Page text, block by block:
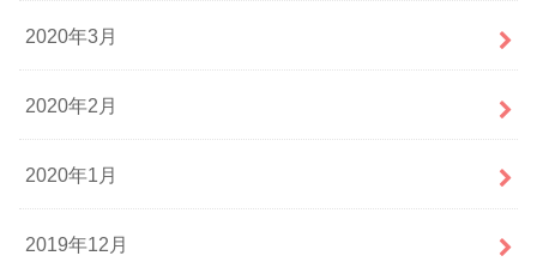
2020年3月
2020年2月
2020年1月
2019年12月